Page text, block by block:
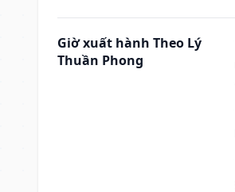
Giờ xuất hành Theo Lý
Thuần Phong